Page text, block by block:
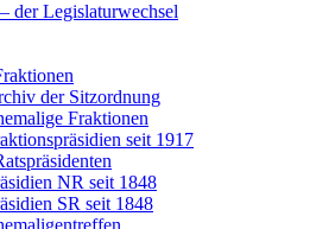
der Legislaturwechsel
der Sitzordnung
Fraktionen
seit 1917
NR seit 1848
SR seit 1848